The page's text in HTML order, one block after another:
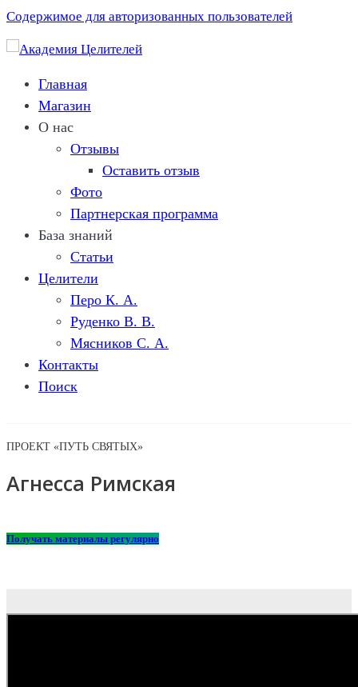
Содержимое для авторизованных пользователей
Главная
Магазин
О нас
Отзывы
Оставить отзыв
Фото
Партнерская программа
База знаний
Статьи
Целители
Перо К. A.
Руденко В. В.
Мясников C. А.
Контакты
Поиск
ПРОЕКТ «ПУТЬ СВЯТЫХ»
Агнесса Римская
Получать материалы регулярно